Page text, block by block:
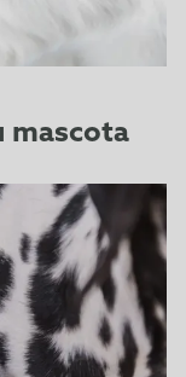
mascota